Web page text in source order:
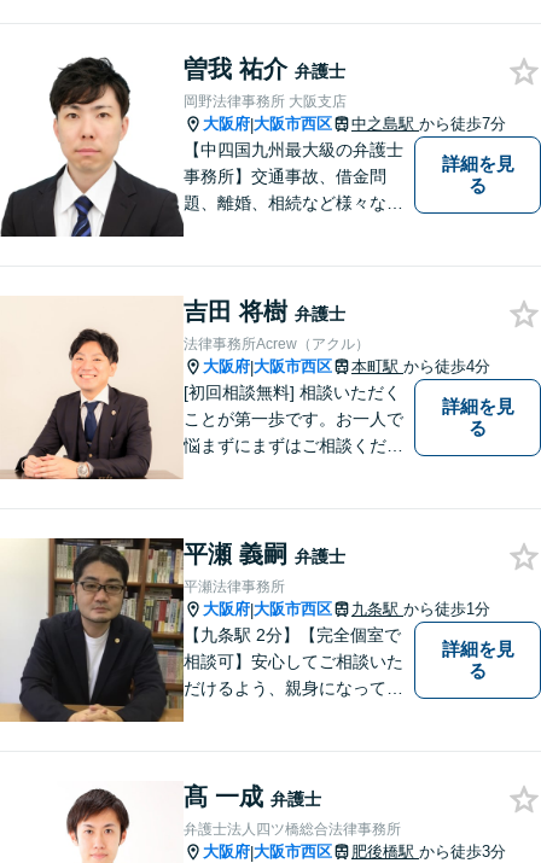
ってしまう方もいらっしゃる
かもしれませんが、まずはお
気軽にご相談ください。
曽我 祐介 弁護士
岡野法律事務所 大阪支店
大阪府|大阪市西区 中之島駅 から徒歩7分
【中四国九州最大級の弁護士
事務所】交通事故、借金問
題、離婚、相続など様々な問
い！
詳細を見
る
吉田 将樹 弁護士
法律事務所Acrew（アクル）
大阪府|大阪市西区 本町駅 から徒歩4分
[初回相談無料] 相談いただく
ことが第一歩です。お一人で
悩まずにまずはご相談くださ
詳細を見
る
平瀬 義嗣 弁護士
平瀬法律事務所
大阪府|大阪市西区 九条駅 から徒歩1分
【九条駅 2分】【完全個室で
相談可】安心してご相談いた
だけるよう、親身になってお
法律問題は時間の経過ととも
に事態が悪化することが多い
です。 お気軽にご相談くださ
詳細を見
る
髙 一成 弁護士
弁護士法人四ツ橋総合法律事務所
大阪府|大阪市西区 肥後橋駅 から徒歩3分